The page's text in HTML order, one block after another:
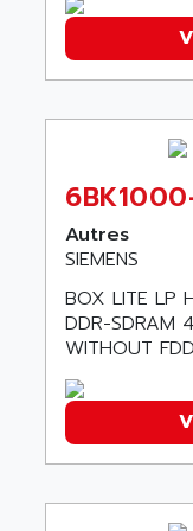
ARGOLUX
ALTISTART
TEXT
SIMATIC S5
SMTBD1
SMT
SMTB
SMT-BSI
CPX37
9300-SERIES
AIRWELL
AISA
AJC
AJHUA
AJR
AK
AKA
AKER
AKIM AG
AKO
ALACATEL
ALCATEL
Autres
SIEMENS
BOX LITE LP
DDR-SDRAM
WITHOUT